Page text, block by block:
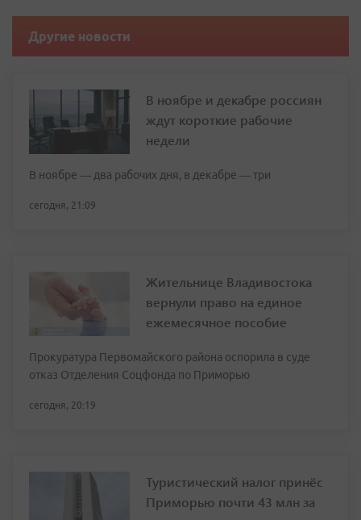
Другие новости
В ноябре и декабре россиян
ждут короткие рабочие
недели
В ноябре — два рабочих дня, в декабре — три
сегодня, 21:09
Жительнице Владивостока
вернули право на единое
ежемесячное пособие
Прокуратура Первомайского района оспорила в суде
отказ Отделения Соцфонда по Приморью
сегодня, 20:19
Туристический налог принёс
Приморью почти 43 млн за